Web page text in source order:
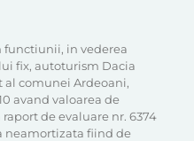
functiunii, in vederea
fix, autoturism Dacia
comunei Ardeoani,
avand valoarea de
de evaluare nr. 6374
neamortizata fiind de